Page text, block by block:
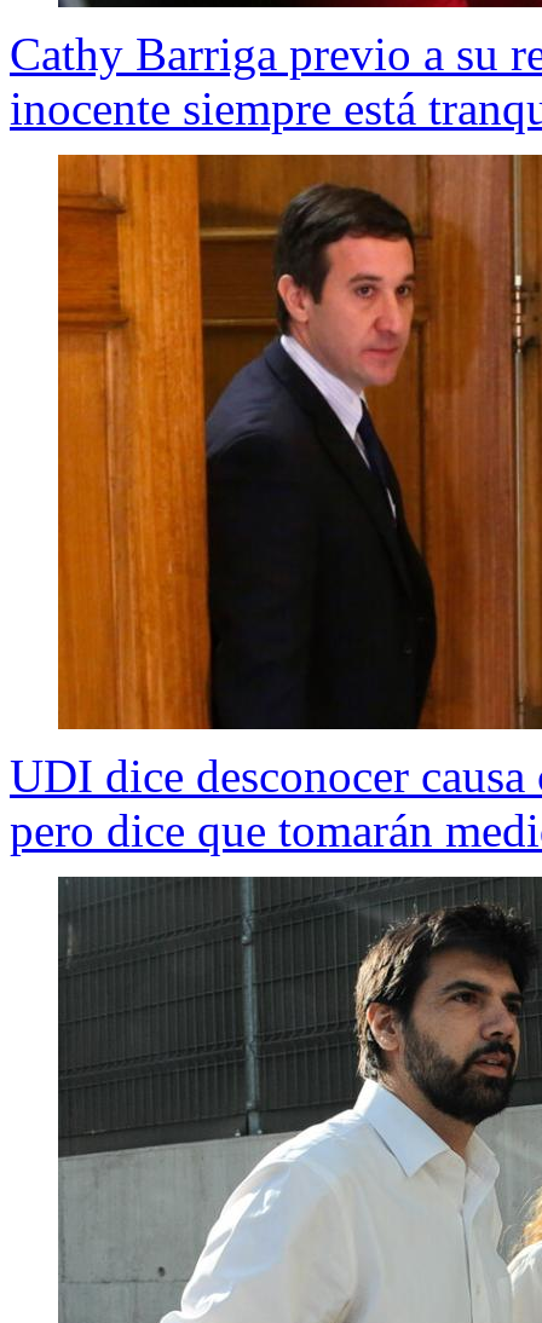
Cathy Barriga previo a su
inocente siempre está
UDI dice desconocer
pero dice que tomarán